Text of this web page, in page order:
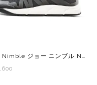
Joe Nimble ジョー ニンブル Nimble Toe Addict(アディクト) Black out レディース ロード ランニングシューズ